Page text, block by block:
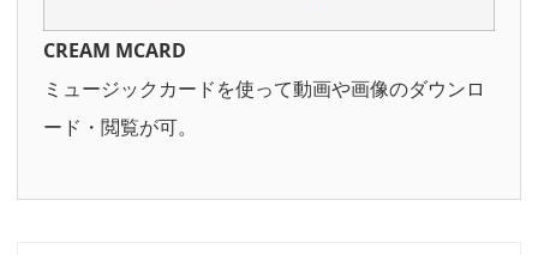
CREAM MCARD
ミュージックカードを使って動画や画像のダウンロ
ード・閲覧が可。